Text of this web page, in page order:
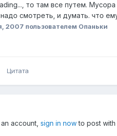
то там все путем.
смотреть, и думать. что
2007 пользователем Опаньки
Цитата
account, sign in nowto post